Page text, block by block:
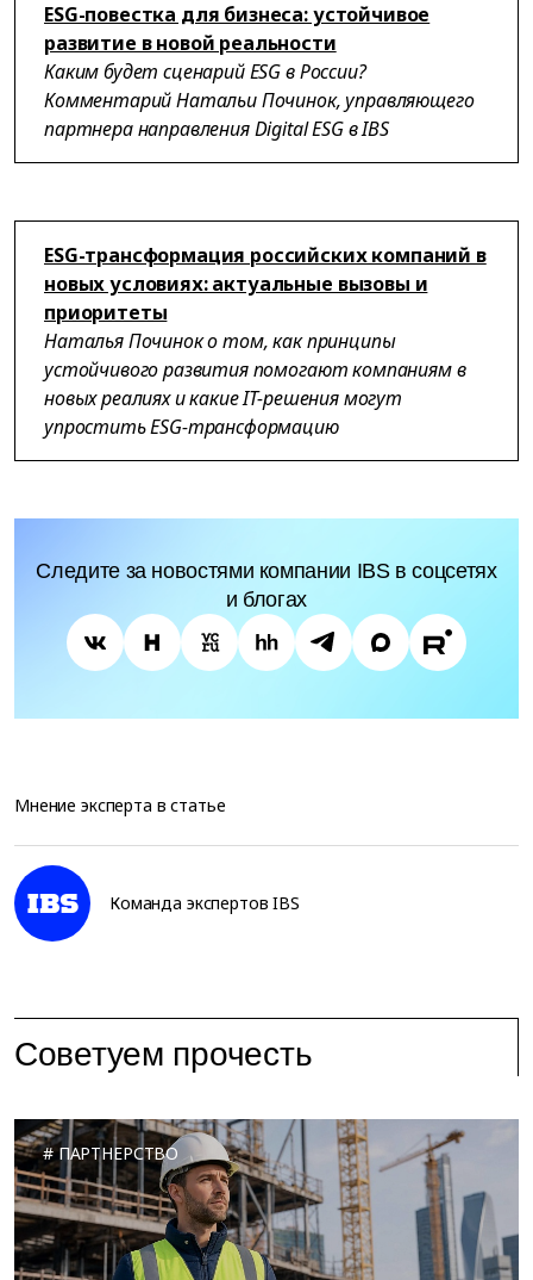
ESG-повестка для бизнеса: устойчивое
развитие в новой реальности
Каким будет сценарий ESG в России?
Комментарий Натальи Починок, управляющего
партнера направления Digital ESG в IBS
ESG-трансформация российских компаний в
новых условиях: актуальные вызовы и
приоритеты
Наталья Починок о том, как принципы
устойчивого развития помогают компаниям в
новых реалиях и какие IT-решения могут
упростить ESG-трансформацию
Следите за новостями компании IBS в соцсетях
и блогах
Мнение эксперта в статье
Команда экспертов IBS
Советуем прочесть
ПАРТНЕРСТВО